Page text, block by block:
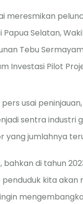
meresmikan
Selatan,
Tebu
Investasi Pilot
usai
sentra industri
yang jumlahnya
di tahun
kita akan